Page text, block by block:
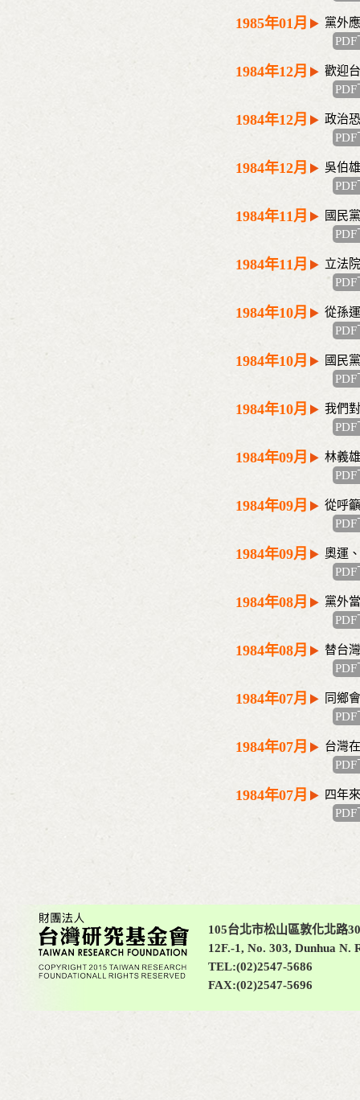
1985年01月
黨外
1984年12月
歡迎
1984年12月
政治
1984年12月
吳伯
1984年11月
國民
1984年11月
立法
1984年10月
從孫
1984年10月
國民
1984年10月
我們
1984年09月
林義
1984年09月
從呼
1984年09月
奧運
1984年08月
黨外
1984年08月
替台
1984年07月
同鄉
1984年07月
台灣
1984年07月
四年
105台北市松山區敦化北路
12F.-1, No. 303, Dunhua N.
TEL:(02)2547-5686
FAX:(02)2547-5696